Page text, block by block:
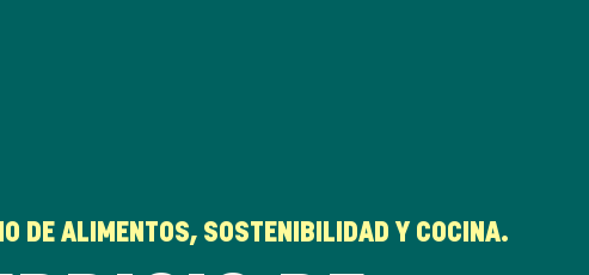
DE ALIMENTOS, SOSTENIBILIDAD Y COCINA.